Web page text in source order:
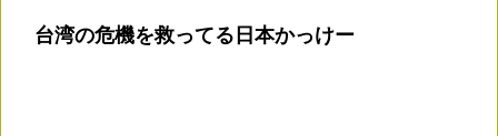
台湾の危機を救ってる日本かっけー